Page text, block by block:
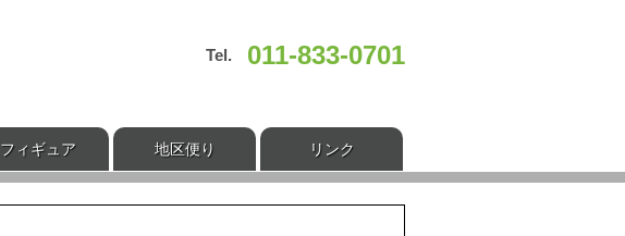
Tel. 011-833-0701
フィギュア 地区便り リンク